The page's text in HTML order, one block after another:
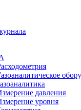
давления
уровня